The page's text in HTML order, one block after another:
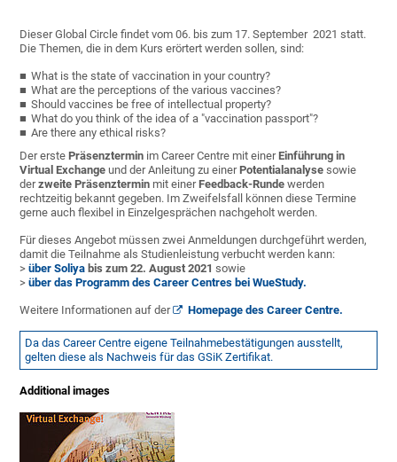
Dieser Global Circle findet vom 06. bis zum 17. September 2021 statt.
Die Themen, die in dem Kurs erörtert werden sollen, sind:
What is the state of vaccination in your country?
What are the perceptions of the various vaccines?
Should vaccines be free of intellectual property?
What do you think of the idea of a "vaccination passport"?
Are there any ethical risks?
Der erstePräsenztermin im Career Centre mit einerEinführung in
Virtual Exchange und der Anleitung zu einerPotentialanalysesowie
derzweite Präsenztermin mit einerFeedback-Runde werden
rechtzeitig bekannt gegeben. Im Zweifelsfall können diese Termine
gerne auch flexibel in Einzelgesprächen nachgeholt werden.
Für dieses Angebot müssen zwei Anmeldungen durchgeführt werden,
damit die Teilnahme als Studienleistung verbucht werden kann:
> über Soliyabis zum 22. August 2021 sowie
>über das Programm des Career Centres bei WueStudy.
Weitere Informationen auf der Homepage des Career Centre.
Da das Career Centre eigene Teilnahmebestätigungen ausstellt,
gelten diese als Nachweis für das GSiK Zertifikat.
Additional images